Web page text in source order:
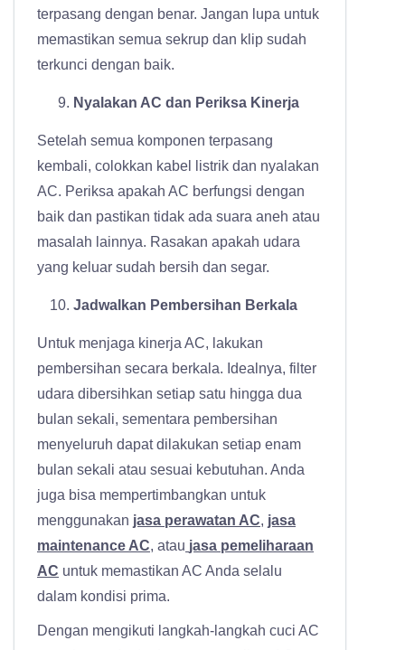
terpasang dengan benar. Jangan lupa untuk
memastikan semua sekrup dan klip sudah
terkunci dengan baik.
Nyalakan AC dan Periksa Kinerja
Setelah semua komponen terpasang
kembali, colokkan kabel listrik dan nyalakan
AC. Periksa apakah AC berfungsi dengan
baik dan pastikan tidak ada suara aneh atau
masalah lainnya. Rasakan apakah udara
yang keluar sudah bersih dan segar.
Jadwalkan Pembersihan Berkala
Untuk menjaga kinerja AC, lakukan
pembersihan secara berkala. Idealnya, filter
udara dibersihkan setiap satu hingga dua
bulan sekali, sementara pembersihan
menyeluruh dapat dilakukan setiap enam
bulan sekali atau sesuai kebutuhan. Anda
juga bisa mempertimbangkan untuk
menggunakan jasa perawatan AC, jasa
maintenance AC, atau jasa pemeliharaan
AC untuk memastikan AC Anda selalu
dalam kondisi prima.
Dengan mengikuti langkah-langkah cuci AC